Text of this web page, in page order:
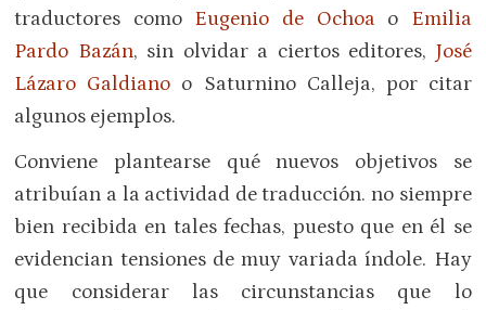
traductores como Eugenio de Ochoa o Emilia
Pardo Bazán, sin olvidar a ciertos editores, José
Lázaro Galdiano o Saturnino Calleja, por citar
algunos ejemplos.
Conviene plantearse qué nuevos objetivos se
atribuían a la actividad de traducción. no siempre
bien recibida en tales fechas, puesto que en él se
evidencian tensiones de muy variada índole. Hay
que considerar las circunstancias que lo